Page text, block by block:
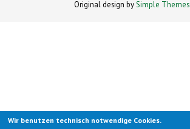
Original design by Simple Themes
Wir benutzen technisch notwendige Cookies.